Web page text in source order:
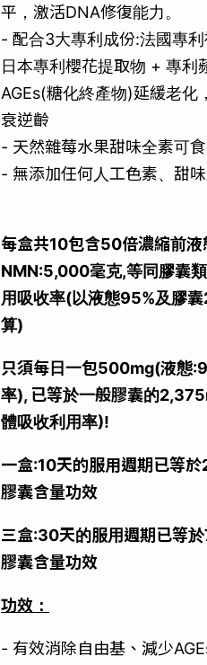
平，激活DNA修復能力。
- 配合3大專利成份:法國專
日本專利櫻花提取物 + 專利
AGEs(糖化終產物)延緩老化
衰逆齡
- 天然雜莓水果甜味全素可食
- 無添加任何人工色素、甜
每盒共10包含50倍濃縮前
NMN:5,000毫克,等同膠囊類
用吸收率(以液態95%及膠囊
算)
只須每日一包500mg(液態
率), 已等於一般膠囊的
體吸收利用率)!
一盒:10天的服用週期已等於
膠囊含量功效
三盒:30天的服用週期已等於
膠囊含量功效
功效：
- 有效消除自由基、減少